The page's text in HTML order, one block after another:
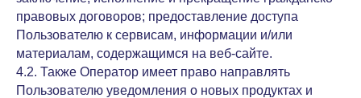
правовых договоров; предоставление доступа
Пользователю к сервисам, информации и/или
материалам, содержащимся на веб-сайте.
4.2. Также Оператор имеет право направлять
Пользователю уведомления о новых продуктах и